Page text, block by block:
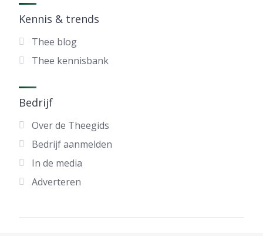
Kennis & trends
Thee blog
Thee kennisbank
Bedrijf
Over de Theegids
Bedrijf aanmelden
In de media
Adverteren